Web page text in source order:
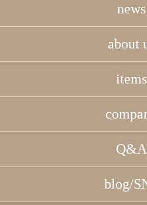
news
about
items
Q&A
blog/